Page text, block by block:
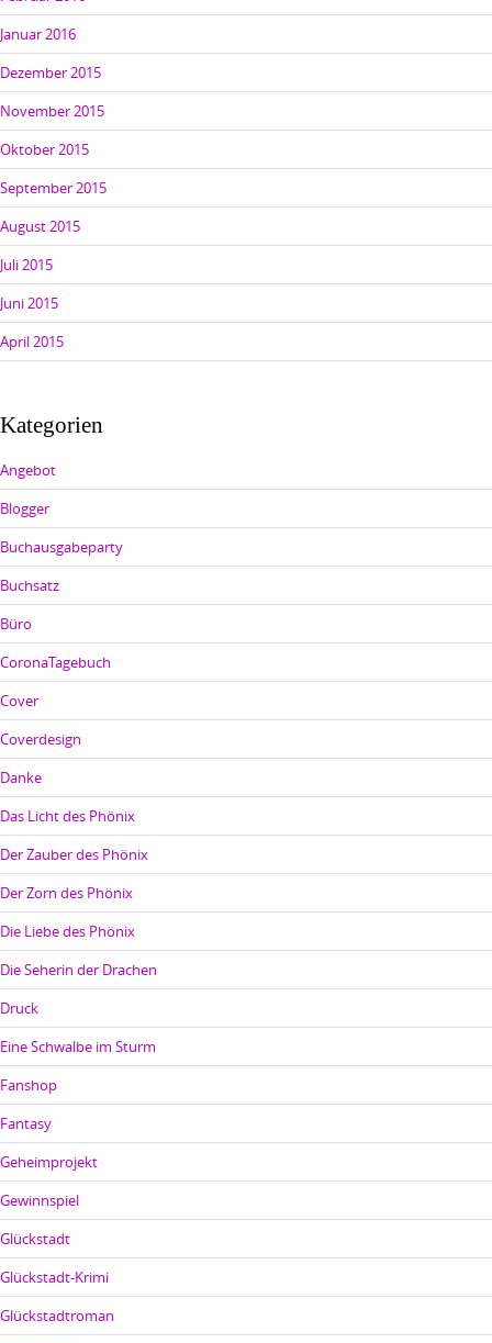
Januar 2016
Dezember 2015
November 2015
Oktober 2015
September 2015
August 2015
Juli 2015
Juni 2015
April 2015
Kategorien
Angebot
Blogger
Buchausgabeparty
Buchsatz
Büro
CoronaTagebuch
Cover
Coverdesign
Danke
Das Licht des Phönix
Der Zauber des Phönix
Der Zorn des Phönix
Die Liebe des Phönix
Die Seherin der Drachen
Druck
Eine Schwalbe im Sturm
Fanshop
Fantasy
Geheimprojekt
Gewinnspiel
Glückstadt
Glückstadt-Krimi
Glückstadtroman